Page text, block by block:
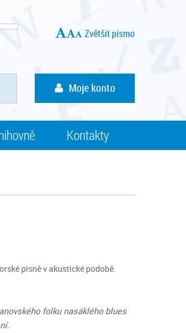
Zvětšit písmo
Moje konto
Kontakty
písně v akustické podobě.
folku nasáklého blues